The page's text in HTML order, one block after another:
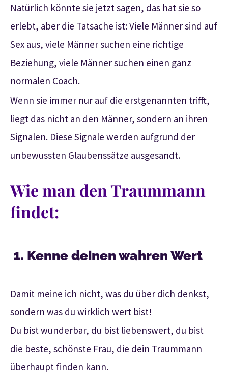
Natürlich könnte sie jetzt sagen, das hat sie so
erlebt, aber die Tatsache ist: Viele Männer sind auf
Sex aus, viele Männer suchen eine richtige
Beziehung, viele Männer suchen einen ganz
normalen Coach.
Wenn sie immer nur auf die erstgenannten trifft,
liegt das nicht an den Männer, sondern an ihren
Signalen. Diese Signale werden aufgrund der
unbewussten Glaubenssätze ausgesandt.
Wie man den Traummann
findet:
1. Kenne deinen wahren Wert
Damit meine ich nicht, was du über dich denkst,
sondern was du wirklich wert bist!
Du bist wunderbar, du bist liebenswert, du bist
die beste, schönste Frau, die dein Traummann
überhaupt finden kann.